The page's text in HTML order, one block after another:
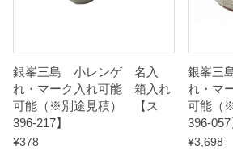
）
【
ス
銀峯三島 小レンゲ 名入
れ・マーク入れ可能 箱入れ
可能（※別途見積） 【ス
396-217】
¥378
銀峯三
れ・マ
可能（
396-057
¥3,698